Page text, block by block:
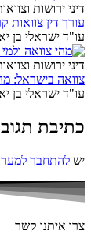
דיני ירושות
עורך דין צוואות
עו"ד ישראלי בן
דיני ירושות
צוואה בישראל:
עו"ד ישראלי בן
כתיבת
יש להתחבר
צרו איתנו קשר